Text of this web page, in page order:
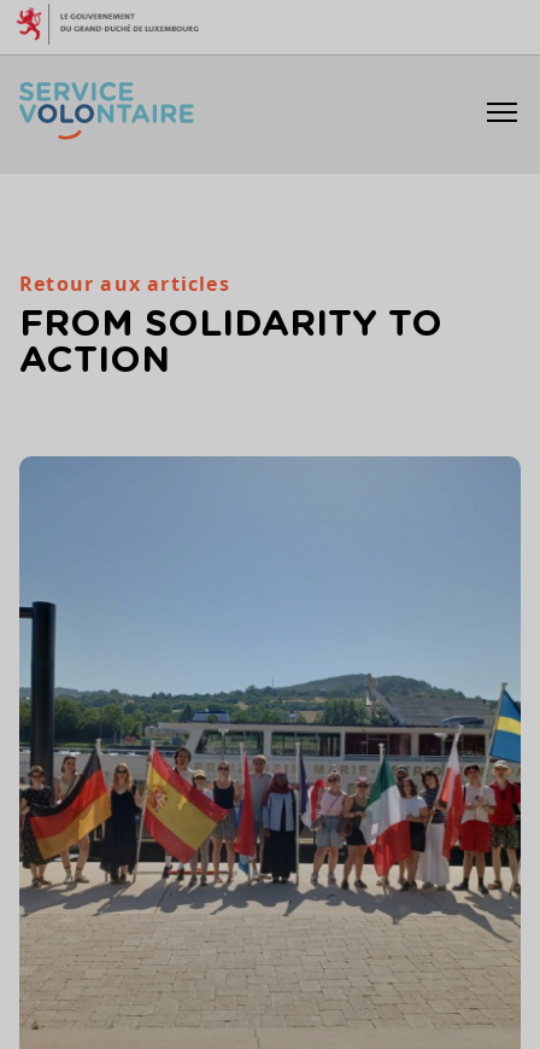
Aller au contenu
Retour aux articles
FROM SOLIDARITY TO
ACTION